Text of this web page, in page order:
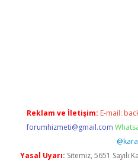
Reklam ve İletişim: E-mail:
forumhizmeti@gmail.com
Yasal Uyarı: Sitemiz, 5651 Sayılı